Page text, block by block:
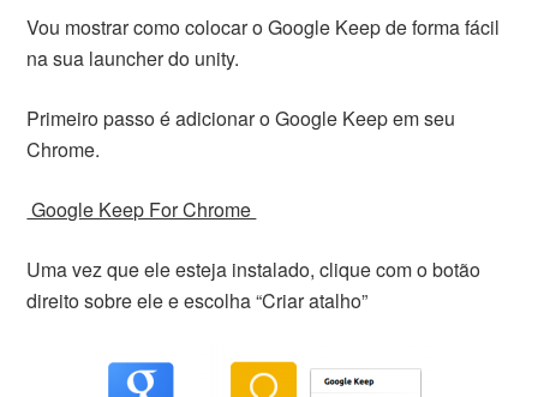
Vou mostrar como colocar o Google Keep de forma fácil
na sua launcher do unity.
Primeiro passo é adicionar o Google Keep em seu
Chrome.
Google Keep For Chrome
Uma vez que ele esteja instalado, clique com o botão
direito sobre ele e escolha “Criar atalho”